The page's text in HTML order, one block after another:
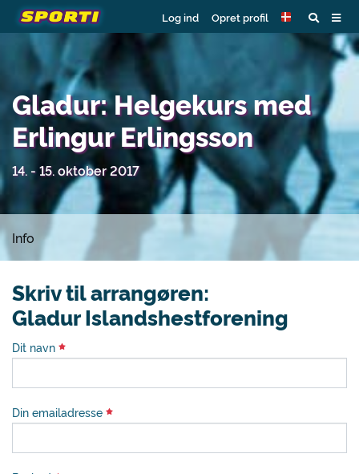
Log ind Opret profil
Gladur: Helgekurs med
Erlingur Erlingsson
14. - 15. oktober 2017
Info
Skriv til arrangøren:
Gladur Islandshestforening
Dit navn
Din emailadresse